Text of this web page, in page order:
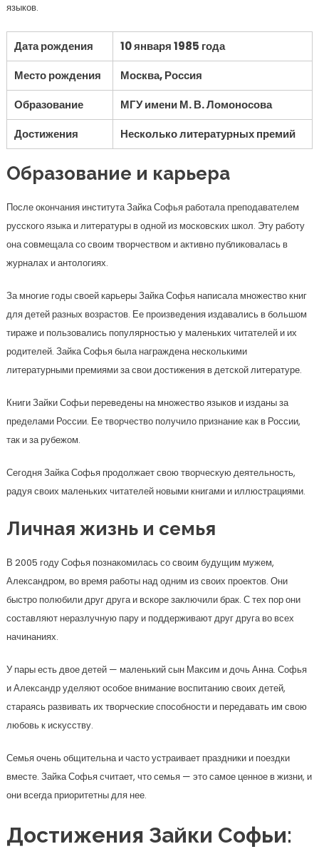
языков.
Дата рождения
10 января 1985 года
Место рождения
Москва, Россия
Образование
МГУ имени М. В. Ломоносова
Достижения
Несколько литературных премий
Образование и карьера
После окончания института Зайка Софья работала преподавателем
русского языка и литературы в одной из московских школ. Эту работу
она совмещала со своим творчеством и активно публиковалась в
журналах и антологиях.
За многие годы своей карьеры Зайка Софья написала множество книг
для детей разных возрастов. Ее произведения издавались в большом
тираже и пользовались популярностью у маленьких читателей и их
родителей. Зайка Софья была награждена несколькими
литературными премиями за свои достижения в детской литературе.
Книги Зайки Софьи переведены на множество языков и изданы за
пределами России. Ее творчество получило признание как в России,
так и за рубежом.
Сегодня Зайка Софья продолжает свою творческую деятельность,
радуя своих маленьких читателей новыми книгами и иллюстрациями.
Личная жизнь и семья
В 2005 году Софья познакомилась со своим будущим мужем,
Александром, во время работы над одним из своих проектов. Они
быстро полюбили друг друга и вскоре заключили брак. С тех пор они
составляют неразлучную пару и поддерживают друг друга во всех
начинаниях.
У пары есть двое детей — маленький сын Максим и дочь Анна. Софья
и Александр уделяют особое внимание воспитанию своих детей,
стараясь развивать их творческие способности и передавать им свою
любовь к искусству.
Семья очень общительна и часто устраивает праздники и поездки
вместе. Зайка Софья считает, что семья — это самое ценное в жизни, и
они всегда приоритетны для нее.
Достижения Зайки Софьи: